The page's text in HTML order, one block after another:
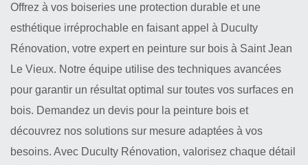
Offrez à vos boiseries une protection durable et une
esthétique irréprochable en faisant appel à Duculty
Rénovation, votre expert en peinture sur bois à Saint Jean
Le Vieux. Notre équipe utilise des techniques avancées
pour garantir un résultat optimal sur toutes vos surfaces en
bois. Demandez un devis pour la peinture bois et
découvrez nos solutions sur mesure adaptées à vos
besoins. Avec Duculty Rénovation, valorisez chaque détail